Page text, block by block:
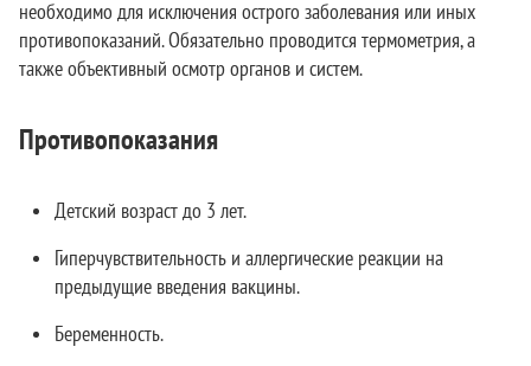
необходимо для исключения острого заболевания или иных
противопоказаний. Обязательно проводится термометрия, а
также объективный осмотр органов и систем.
Противопоказания
Детский возраст до 3 лет.
Гиперчувствительность и аллергические реакции на
предыдущие введения вакцины.
Беременность.